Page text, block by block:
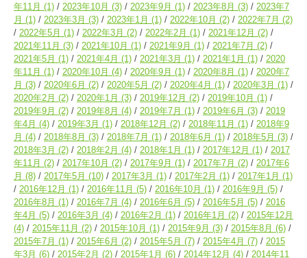
年11月 (1) 2023年10月 (3) 2023年9月 (1) 2023年8月 (3)
2023年7
月 (1) 2023年3月 (3) 2023年1月 (1) 2022年10月 (2) 2022年7月 (2)
2022年5月 (1) 2022年3月 (2) 2022年2月 (1) 2021年12月 (2)
2021年11月 (3) 2021年10月 (1) 2021年9月 (1) 2021年7月 (2)
2021年5月 (1) 2021年4月 (1) 2021年3月 (1) 2021年1月 (1)
2020
年11月 (1) 2020年10月 (4) 2020年9月 (1) 2020年8月 (1)
2020年7
月 (3) 2020年6月 (2) 2020年5月 (2) 2020年4月 (1) 2020年3月 (1)
2020年2月 (2) 2020年1月 (3) 2019年12月 (2) 2019年10月 (1)
2019年9月 (2) 2019年8月 (4) 2019年7月 (1) 2019年6月 (3)
2019
年4月 (4) 2019年3月 (1) 2018年12月 (2) 2018年11月 (1)
2018年9
月 (4) 2018年8月 (3) 2018年7月 (1) 2018年6月 (1) 2018年5月 (3)
2018年3月 (2) 2018年2月 (4) 2018年1月 (1) 2017年12月 (1)
2017
年11月 (2) 2017年10月 (2) 2017年9月 (1) 2017年7月 (2)
2017年6
月 (8) 2017年5月 (10) 2017年3月 (1) 2017年2月 (1) 2017年1月 (1)
2016年12月 (1) 2016年11月 (5) 2016年10月 (1) 2016年9月 (5)
2016年8月 (1) 2016年7月 (4) 2016年6月 (5) 2016年5月 (5)
2016
年4月 (5) 2016年3月 (4) 2016年2月 (1) 2016年1月 (2)
2015年12月
(4)
2015年11月 (2) 2015年10月 (1) 2015年9月 (3) 2015年8月 (6)
2015年7月 (1) 2015年6月 (2) 2015年5月 (7) 2015年4月 (7)
2015
年3月 (6) 2015年2月 (2) 2015年1月 (6) 2014年12月 (4)
2014年11